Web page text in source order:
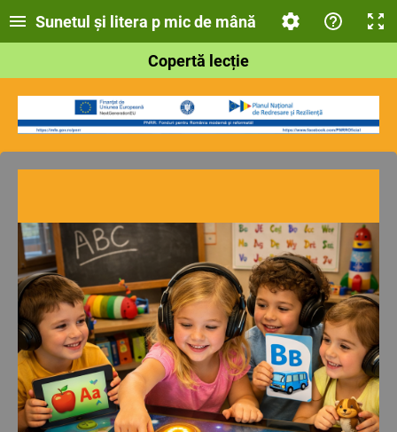
Sunetul și litera p mic de mână
Copertă lecție